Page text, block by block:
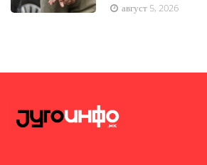
август 5, 2026